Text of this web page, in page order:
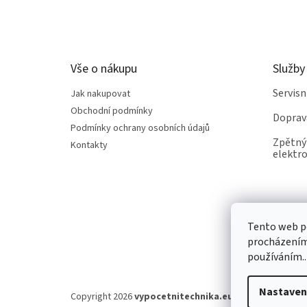
Tento web
Vše o nákupu
Jak nakupovat
Obchodní podmínky
Podmínky ochrany osobních údajů
Kontakty
Služby
Copyright 2026vypocetnitechnika.eu . Všechna práva